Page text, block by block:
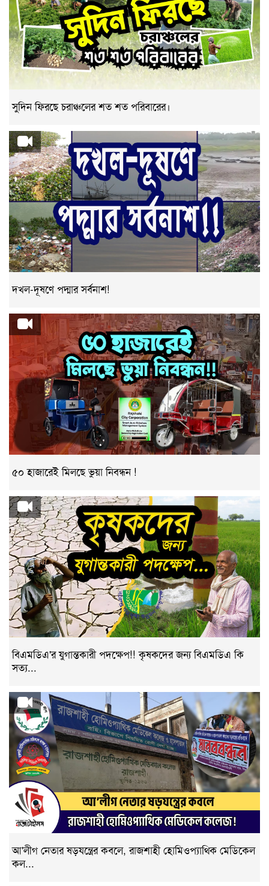
সুদিন ফিরছে চরাঞ্চলের শত শত পরিবারের।
দখল-দূষণে পদ্মার সর্বনাশ!
৫০ হাজারেই মিলছে ভুয়া নিবন্ধন !
বিএমডিএ'র যুগান্তকারী পদক্ষেপ!! কৃষকদের জন্য বিএমডিএ কি
সত্য...
আ'লীগ নেতার ষড়যন্ত্রের কবলে, রাজশাহী হোমিওপ্যাথিক মেডিকেল
কল...